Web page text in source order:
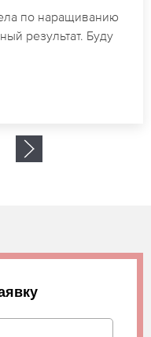
наращивание
За 2 часа все